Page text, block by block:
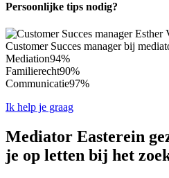
Persoonlijke tips nodig?
Customer Succes manager bij
Mediation94%
Familierecht90%
Communicatie97%
Ik help je graag
Mediator Easterein
je op letten bij het